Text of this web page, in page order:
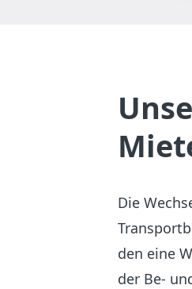
Die
den eine
der Be-